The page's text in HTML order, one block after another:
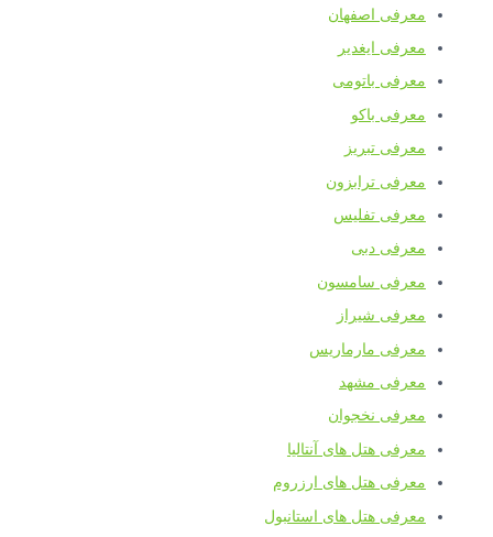
معرفی اصفهان
معرفی ایغدیر
معرفی باتومی
معرفی باکو
معرفی تبریز
معرفی ترابزون
معرفی تفلیس
معرفی دبی
معرفی سامسون
معرفی شیراز
معرفی مارماریس
معرفی مشهد
معرفی نخجوان
معرفی هتل های آنتالیا
معرفی هتل های ارزروم
معرفی هتل های استانبول